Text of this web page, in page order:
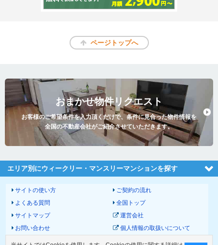
ページトップへ
おまかせ物件リクエスト
お客様のご希望条件を入力頂くだけで、条件に見合った物件情報を
全国の不動産会社がご紹介させていただきます。
エリア別にウィークリー・マンスリーマンションを探す
サイトの使い方
ご契約の流れ
よくある質問
全国トップ
サイトマップ
運営会社
お問い合わせ
個人情報の取扱いについて
利用規約